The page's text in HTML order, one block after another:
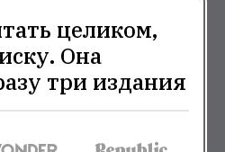
целиком,
Она
три издания